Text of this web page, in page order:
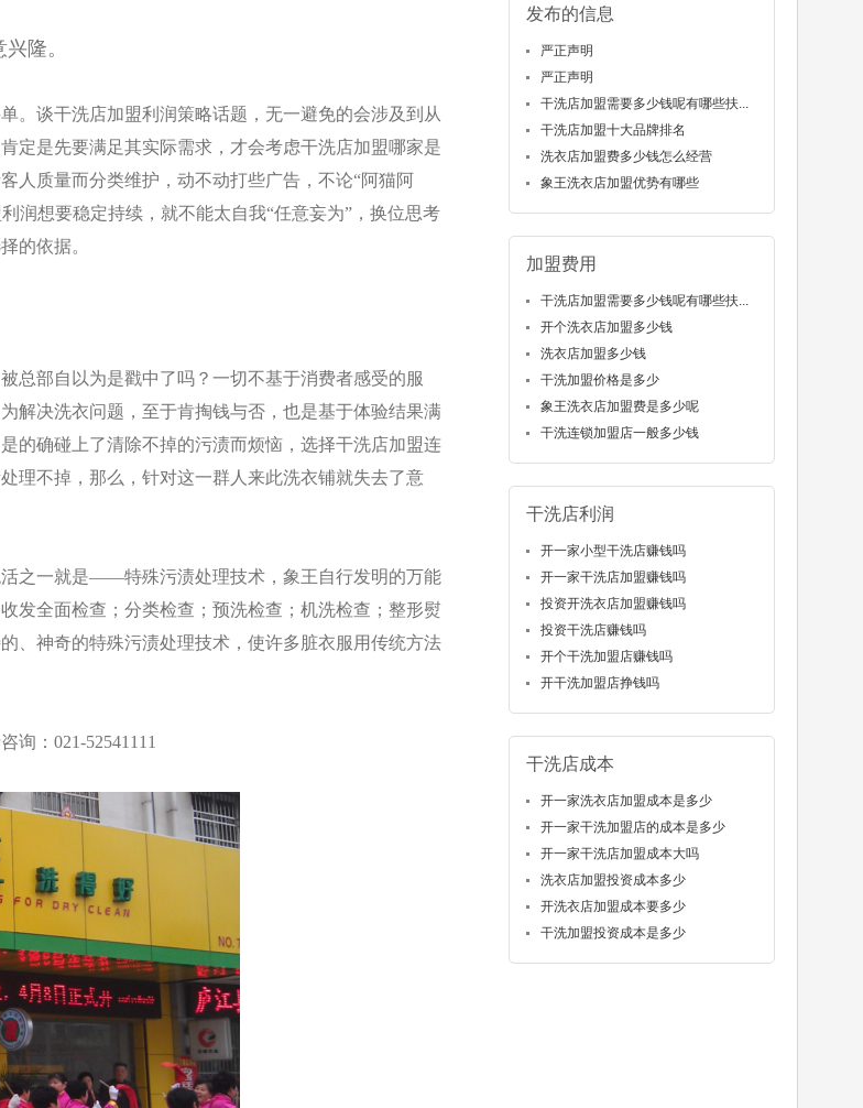
隆。
。谈干洗店加盟利润策略话题，无一避免的会涉及到从
定是先要满足其实际需求，才会考虑干洗店加盟哪家是
人质量而分类维护，动不动打些广告，不论“阿猫阿
润想要稳定持续，就不能太自我“任意妄为”，换位思考
的依据。
总部自以为是戳中了吗？一切不基于消费者感受的服
解决洗衣问题，至于肯掏钱与否，也是基于体验结果满
的确碰上了清除不掉的污渍而烦恼，选择干洗店加盟连
理不掉，那么，针对这一群人来此洗衣铺就失去了意
之一就是——特殊污渍处理技术，象王自行发明的万能
发全面检查；分类检查；预洗检查；机洗检查；整形熨
、神奇的特殊污渍处理技术，使许多脏衣服用传统方法
询：021-52541111
发布的信息
严正声明
严正声明
干洗店加盟需要多少钱呢有哪些扶...
干洗店加盟十大品牌排名
洗衣店加盟费多少钱怎么经营
象王洗衣店加盟优势有哪些
加盟费用
干洗店加盟需要多少钱呢有哪些扶...
开个洗衣店加盟多少钱
洗衣店加盟多少钱
干洗加盟价格是多少
象王洗衣店加盟费是多少呢
干洗连锁加盟店一般多少钱
干洗店利润
开一家小型干洗店赚钱吗
开一家干洗店加盟赚钱吗
投资开洗衣店加盟赚钱吗
投资干洗店赚钱吗
开个干洗加盟店赚钱吗
开干洗加盟店挣钱吗
干洗店成本
开一家洗衣店加盟成本是多少
开一家干洗加盟店的成本是多少
开一家干洗店加盟成本大吗
洗衣店加盟投资成本多少
开洗衣店加盟成本要多少
干洗加盟投资成本是多少